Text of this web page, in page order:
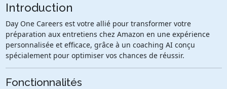
Introduction
Day One Careers est votre allié pour transformer votre
préparation aux entretiens chez Amazon en une expérience
personnalisée et efficace, grâce à un coaching AI conçu
spécialement pour optimiser vos chances de réussir.
Fonctionnalités